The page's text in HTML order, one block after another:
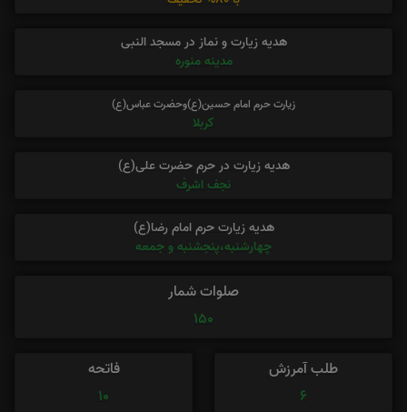
هدیه زیارت و نماز در مسجد النبی
مدینه منوره
زیارت حرم امام حسین(ع)وحضرت عباس(ع)
کربلا
هدیه زیارت در حرم حضرت علی(ع)
نجف اشرف
هدیه زیارت حرم امام رضا(ع)
چهارشنبه،پنجشنبه و جمعه
صلوات شمار
150
طلب آمرزش
6
فاتحه
10